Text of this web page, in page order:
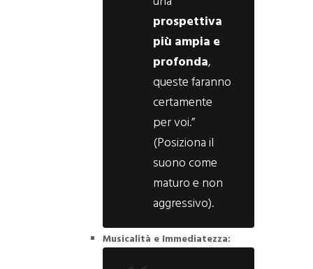
prospettiva
più ampia e
profonda,
queste faranno
certamente
per voi.”
(Posiziona il
suono come
maturo e non
aggressivo).
Musicalità e Immediatezza: